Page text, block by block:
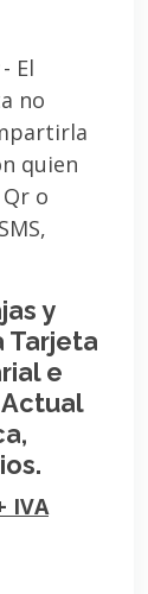
- El
no
quien
o
y
Tarjeta
e
IVA